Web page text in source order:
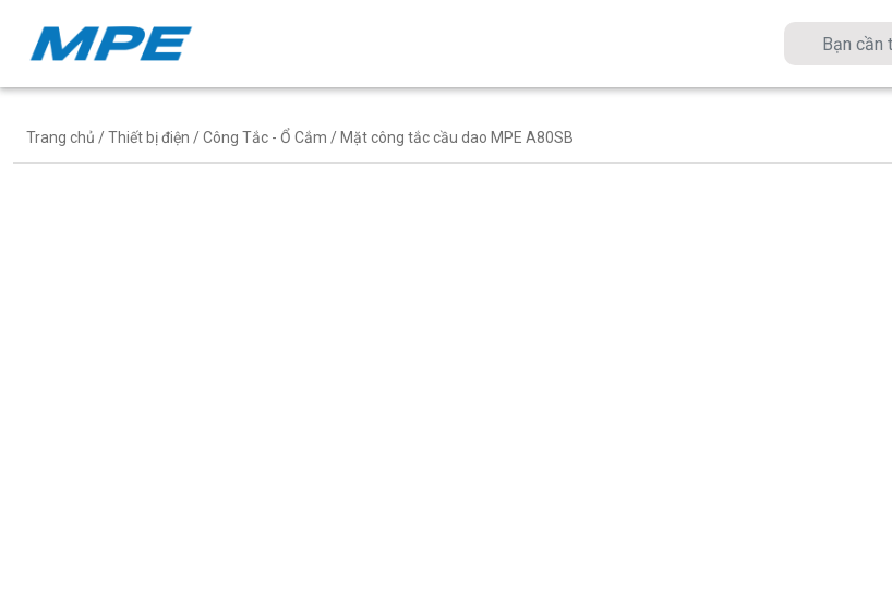
Trang chủ /Thiết bị điện /Công Tắc - Ổ Cắm / Mặt công tắc cầu dao MPE A80SB